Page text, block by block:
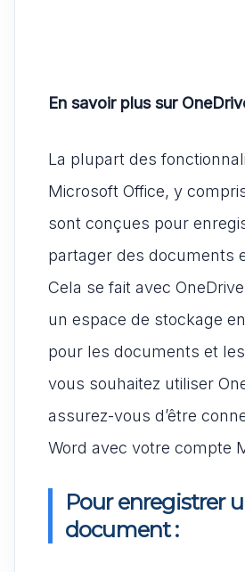
En savoir plus sur
La plupart des
Microsoft Office, y
sont conçues pour
partager des documents
Cela se fait avec
un espace de stockage
pour les documents et
vous souhaitez utiliser
assurez-vous d’être
Word avec votre compte
Pour enregistrer
document :